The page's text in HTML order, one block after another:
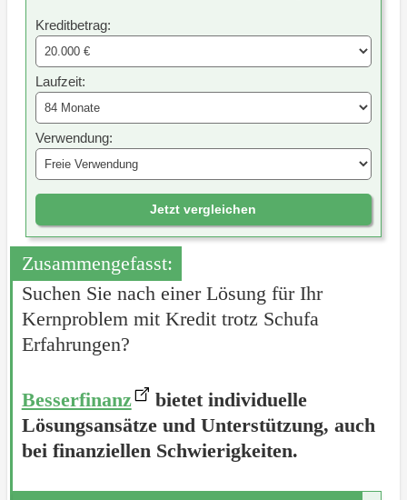
Kreditbetrag:
Laufzeit:
Verwendung:
Jetzt vergleichen
Zusammengefasst:
Suchen Sie nach einer Lösung für Ihr
Kernproblem mit Kredit trotz Schufa
Erfahrungen?
Besserfinanz
bietet individuelle
Lösungsansätze und Unterstützung, auch
bei finanziellen Schwierigkeiten.